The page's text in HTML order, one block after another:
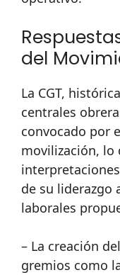
del
La CGT,
centrales
convocado por
movilización, lo
de su liderazgo
laborales
– La creación
gremios como